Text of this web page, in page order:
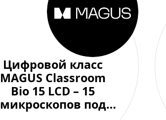
Цифровой класс
MAGUS Classroom
Bio 15 LCD – 15
микроскопов под